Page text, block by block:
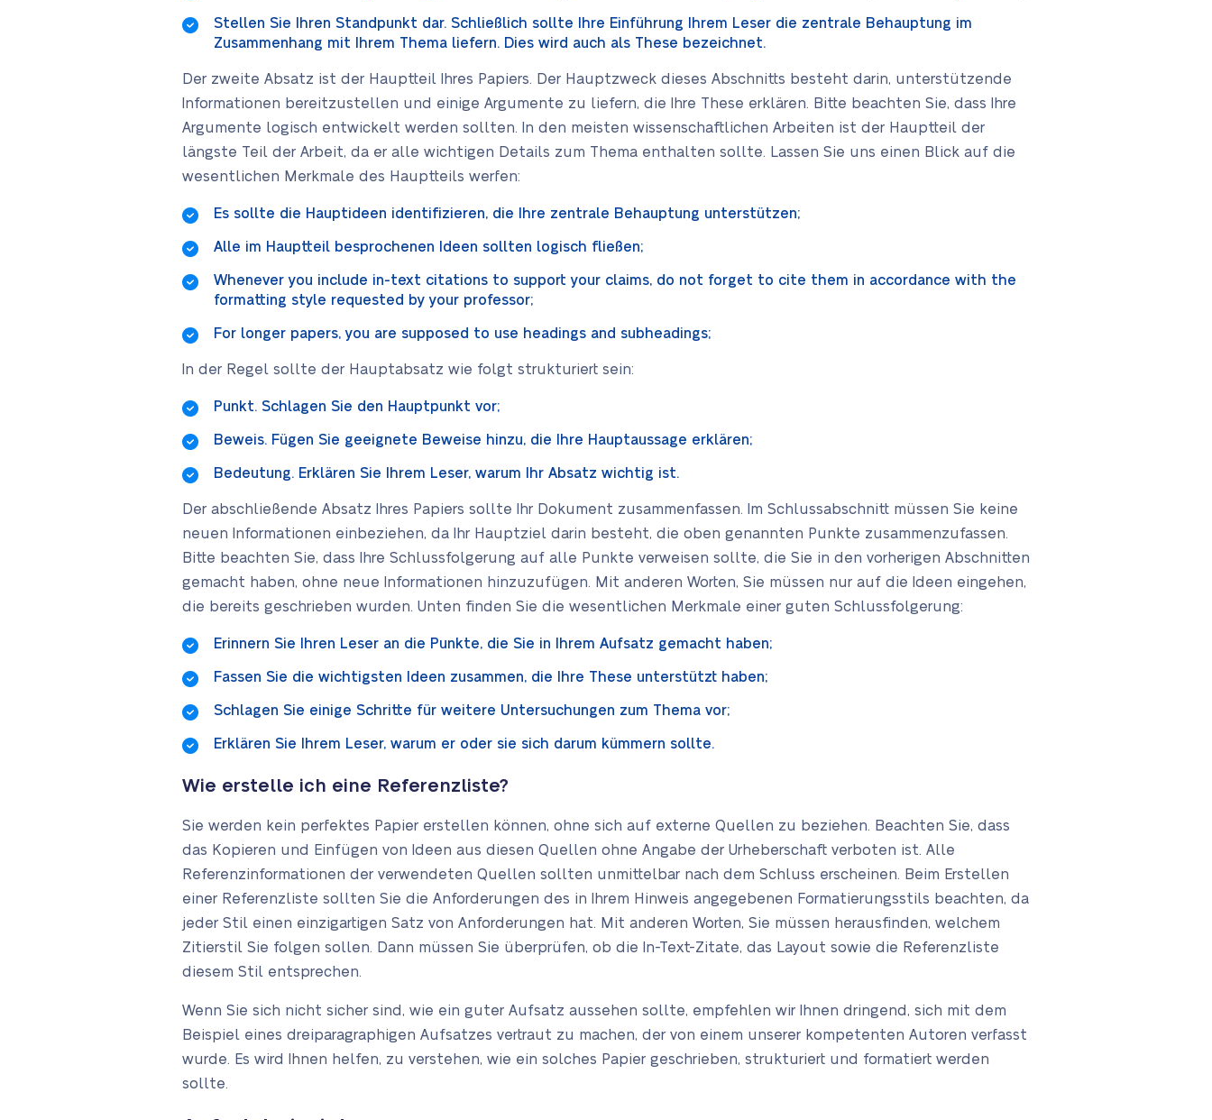
Stellen Sie Ihren Standpunkt dar. Schließlich sollte Ihre Einführung Ihrem Leser die zentrale Behauptung im
Zusammenhang mit Ihrem Thema liefern. Dies wird auch als These bezeichnet.
Der zweite Absatz ist der Hauptteil Ihres Papiers. Der Hauptzweck dieses Abschnitts besteht darin, unterstützende
Informationen bereitzustellen und einige Argumente zu liefern, die Ihre These erklären. Bitte beachten Sie, dass Ihre
Argumente logisch entwickelt werden sollten. In den meisten wissenschaftlichen Arbeiten ist der Hauptteil der
längste Teil der Arbeit, da er alle wichtigen Details zum Thema enthalten sollte. Lassen Sie uns einen Blick auf die
wesentlichen Merkmale des Hauptteils werfen:
Es sollte die Hauptideen identifizieren, die Ihre zentrale Behauptung unterstützen;
Alle im Hauptteil besprochenen Ideen sollten logisch fließen;
Whenever you include in-text citations to support your claims, do not forget to cite them in accordance with the
formatting style requested by your professor;
For longer papers, you are supposed to use headings and subheadings;
In der Regel sollte der Hauptabsatz wie folgt strukturiert sein:
Punkt. Schlagen Sie den Hauptpunkt vor;
Beweis. Fügen Sie geeignete Beweise hinzu, die Ihre Hauptaussage erklären;
Bedeutung. Erklären Sie Ihrem Leser, warum Ihr Absatz wichtig ist.
Der abschließende Absatz Ihres Papiers sollte Ihr Dokument zusammenfassen. Im Schlussabschnitt müssen Sie keine
neuen Informationen einbeziehen, da Ihr Hauptziel darin besteht, die oben genannten Punkte zusammenzufassen.
Bitte beachten Sie, dass Ihre Schlussfolgerung auf alle Punkte verweisen sollte, die Sie in den vorherigen Abschnitten
gemacht haben, ohne neue Informationen hinzuzufügen. Mit anderen Worten, Sie müssen nur auf die Ideen eingehen,
die bereits geschrieben wurden. Unten finden Sie die wesentlichen Merkmale einer guten Schlussfolgerung:
Erinnern Sie Ihren Leser an die Punkte, die Sie in Ihrem Aufsatz gemacht haben;
Fassen Sie die wichtigsten Ideen zusammen, die Ihre These unterstützt haben;
Schlagen Sie einige Schritte für weitere Untersuchungen zum Thema vor;
Erklären Sie Ihrem Leser, warum er oder sie sich darum kümmern sollte.
Wie erstelle ich eine Referenzliste?
Sie werden kein perfektes Papier erstellen können, ohne sich auf externe Quellen zu beziehen. Beachten Sie, dass
das Kopieren und Einfügen von Ideen aus diesen Quellen ohne Angabe der Urheberschaft verboten ist. Alle
Referenzinformationen der verwendeten Quellen sollten unmittelbar nach dem Schluss erscheinen. Beim Erstellen
einer Referenzliste sollten Sie die Anforderungen des in Ihrem Hinweis angegebenen Formatierungsstils beachten, da
jeder Stil einen einzigartigen Satz von Anforderungen hat. Mit anderen Worten, Sie müssen herausfinden, welchem
Zitierstil Sie folgen sollen. Dann müssen Sie überprüfen, ob die In-Text-Zitate, das Layout sowie die Referenzliste
diesem Stil entsprechen.
Wenn Sie sich nicht sicher sind, wie ein guter Aufsatz aussehen sollte, empfehlen wir Ihnen dringend, sich mit dem
Beispiel eines dreiparagraphigen Aufsatzes vertraut zu machen, der von einem unserer kompetenten Autoren verfasst
wurde. Es wird Ihnen helfen, zu verstehen, wie ein solches Papier geschrieben, strukturiert und formatiert werden
sollte.